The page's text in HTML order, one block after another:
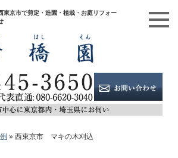
京市で剪定・造園・植栽・お庭リフォー
» 西東京市 マキの木刈込